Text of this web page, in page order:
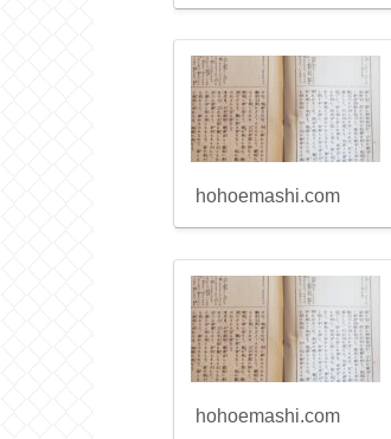
hohoemashi.com
hohoemashi.com